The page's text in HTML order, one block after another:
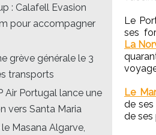
: Calafell Evasion
pour accompagner
grève générale le 3
transports
Air Portugal lance une
vers Santa Maria
Masana Algarve,
Le
ses
La
Le
de
de